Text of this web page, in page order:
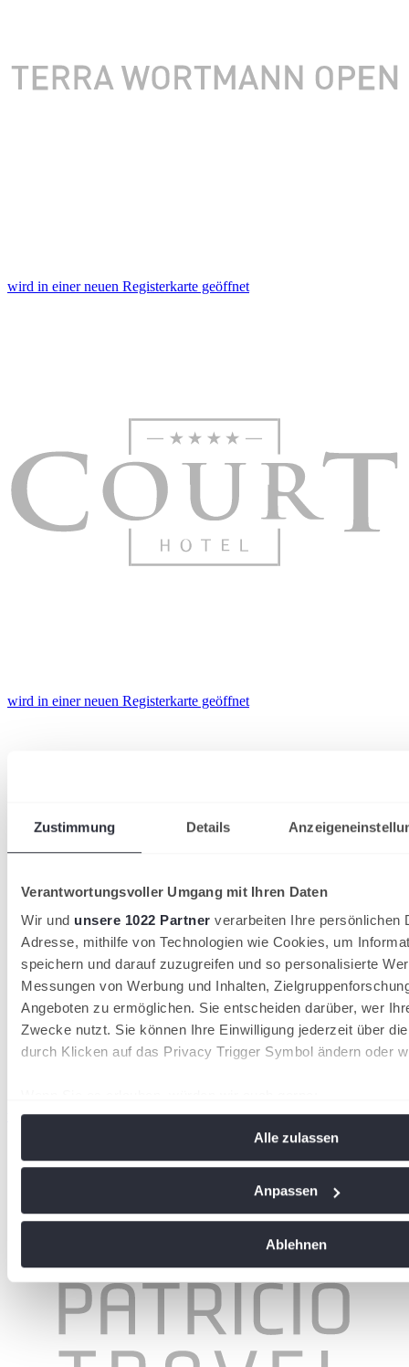
Zustimmung Details
Verantwortungsvoller Umgang mit Ihren Daten
Wir und unsere 1022 Partner verarbeiten Ihre persönlichen
Adresse, mithilfe von Technologien wie Cookies, um
speichern und darauf zuzugreifen und so personalisierte
Messungen von Werbung und Inhalten,
Angeboten zu ermöglichen. Sie entscheiden darüber, wer
Zwecke nutzt. Sie können Ihre Einwilligung jederzeit über
durch Klicken auf das Privacy Trigger Symbol ändern oder
Ihr Gerät durch aktives Scannen nach bestimmten
Erfahren Sie mehr darüber, wie Ihre persönlichen Daten
soziale Medien anbieten zu können und die Zugriffe auf
analysieren. Außerdem geben wir Informationen zu Ihrer
Alle zulassen
Anpassen
Ablehnen
wird in einer neuen Registerkarte geöffnet
wird in einer neuen Registerkarte geöffnet
wird in einer neuen Registerkarte geöffnet